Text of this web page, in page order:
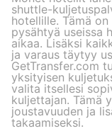
shuttle-
hotellille. Tämä
pysähtyä useissa
aikaa. Lisäksi
ja varaus täytyy
GetTransfer.com
yksityisen
valita itsellesi
kuljettajan. Tämä
joustavuuden ja
takaamiseksi.